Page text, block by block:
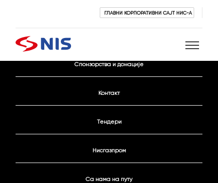
ГЛАВНИ КОРПОРАТИВНИ САЈТ НИС-А
Спонзорства и донације
Контакт
Тендери
Нисгазпром
Са нама на путу